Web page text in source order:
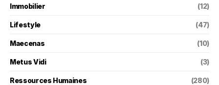
Immobilier (12)
Lifestyle (47)
Maecenas (10)
Metus Vidi (3)
Ressources Humaines (280)